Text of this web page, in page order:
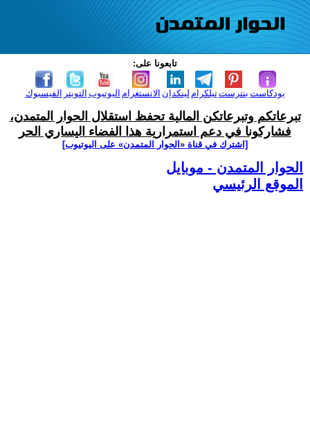
تابعونا على:
الفيسبوك التويتر اليوتيوب الانستغرام لينكدإن تيلكرامبنترست بودكاست
تبرعاتكم وتبرعاتكن المالية تحفظ استقلال الحوار المتمدن،
فشاركونا في دعم استمرارية هذا الفضاء اليساري الحر
[اشترك في قناة ‫«الحوار المتمدن» على اليوتيوب]
الحوار المتمدن - موبايل
الموقع الرئيسي